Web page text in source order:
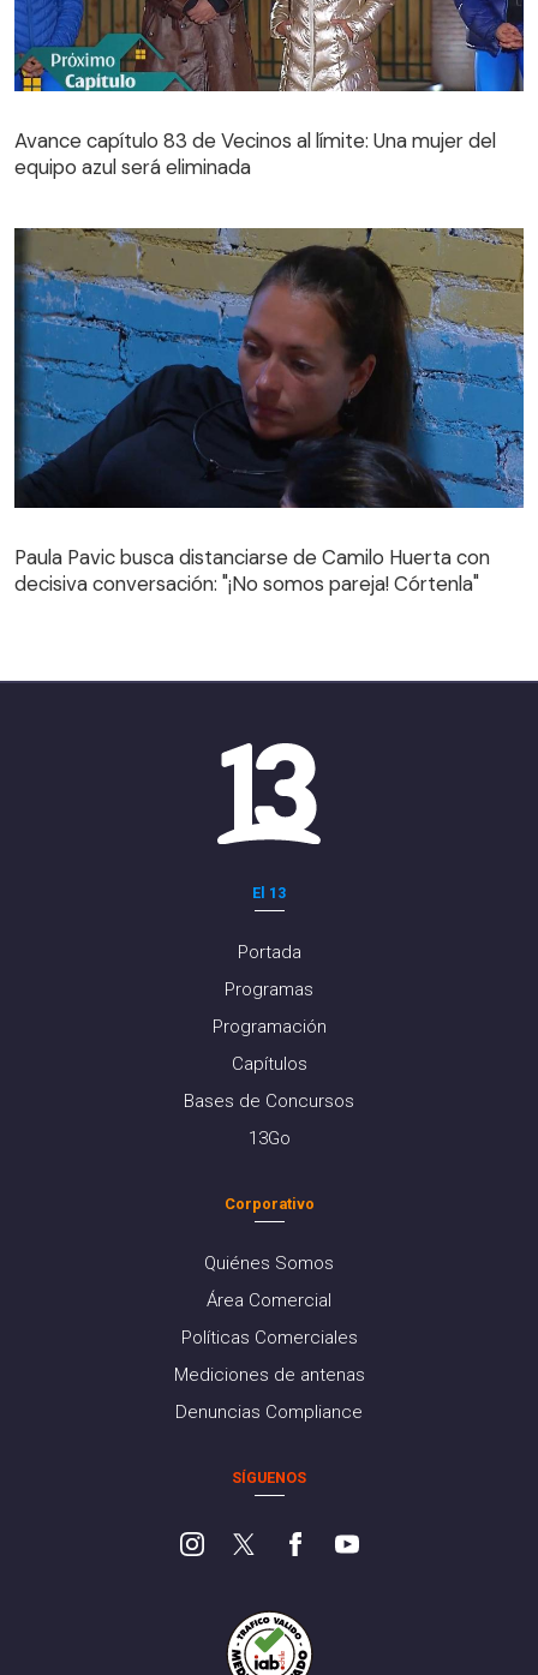
equipo azul será eliminada
Avance capítulo 83 de Vecinos al límite: Una mujer del
equipo azul será eliminada
decisiva conversación: "¡No somos pareja! Córtenla"
Paula Pavic busca distanciarse de Camilo Huerta con
decisiva conversación: "¡No somos pareja! Córtenla"
El 13
Portada
Programas
Programación
Capítulos
Bases de Concursos
13Go
Corporativo
Quiénes Somos
Área Comercial
Políticas Comerciales
Mediciones de antenas
Denuncias Compliance
SÍGUENOS